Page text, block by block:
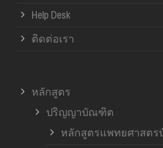
Help Desk
ติดต่อเรา
หลักสูตร
ปริญญาบัณฑิต
หลักสูตรแพทยศาสต